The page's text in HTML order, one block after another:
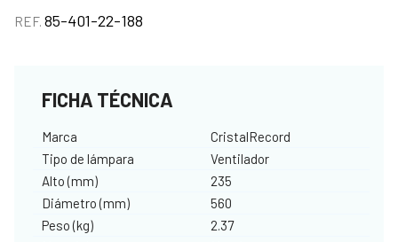
REF. 85-401-22-188
FICHA TÉCNICA
Marca
CristalRecord
Tipo de lámpara
Ventilador
Alto (mm)
235
Diámetro (mm)
560
Peso (kg)
2.37